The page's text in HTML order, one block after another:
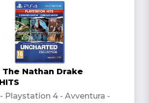
Nathan Drake
Playstation 4 - Avventura -